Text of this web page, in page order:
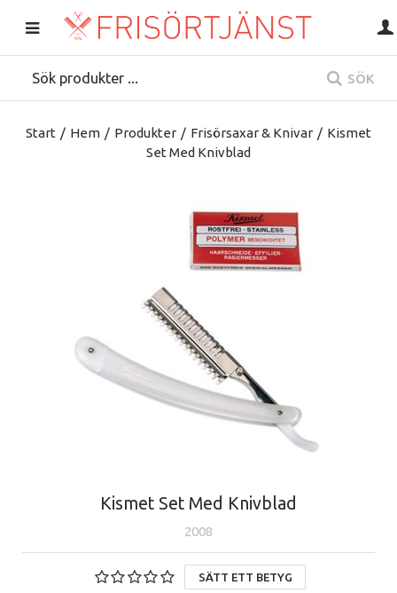
SÖK
Start / Hem / Produkter / Frisörsaxar & Knivar / Kismet
Set Med Knivblad
Kismet Set Med Knivblad
2008
SÄTT ETT BETYG